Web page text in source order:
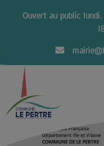
Ouvert au public